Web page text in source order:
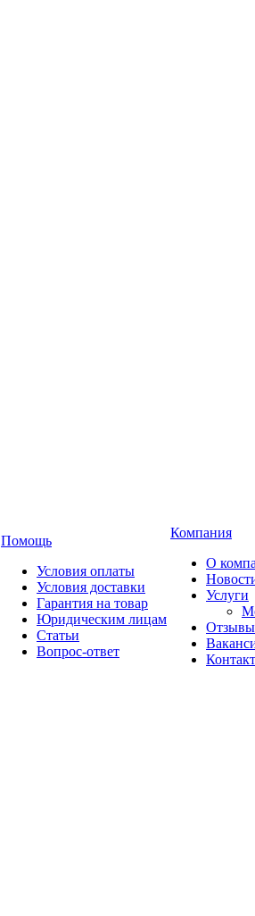
Помощь
Условия оплаты
Условия доставки
Гарантия на товар
Юридическим лицам
Статьи
Вопрос-ответ
Компания
О
Услуги
Отзывы